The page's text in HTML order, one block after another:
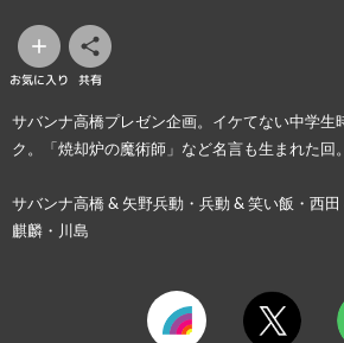
お気に入り 共有
サバンナ高橋プレゼン企画。イケてない中学生
ク。「焼却炉の魔術師」など名言も生まれた回。
サバンナ高橋 & 矢野兵動・兵動 & 笑い飯・西
麒麟・川島